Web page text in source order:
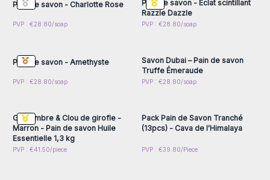
Pain de savon - Charlotte Rose
PVP : €28.80/soap
Pain de savon - Eclat scintillant
Razzle Dazzle
PVP : €28.80/soap
Connectez-vous ou
Pain de savon - Amethyste
PVP : €28.80/soap
Connectez-vous ou
Savon Dubai – Pain de savon
Truffe Émeraude
PVP : €28.80/soap
Connectez-vous ou
Gingembre & Clou de girofle -
Marron - Pain de savon Huile
Essentielle 1,3 kg
PVP : €41.50/piece
Connectez-vous ou
Pack Pain de Savon Tranché
(13pcs) - Cava de l'Himalaya
PVP : €39.80/Piece
Connectez-vous ou
Connectez-vous ou